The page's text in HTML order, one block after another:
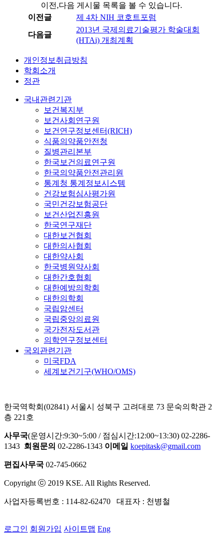
이전,다음 게시물 목록을 볼 수 있습니다.
이전글
제 4차 NIH 코호트포럼
다음글
2013년 국제의료기술평가 학술대회
(HTAi) 개최계획
개인정보취급방침
학회소개
정관
국내관련기관
보건복지부
보건사회연구원
보건연구정보센터(RICH)
식품의약품안전청
질병관리본부
한국보건의료연구원
한국의약품안전관리원
통계청 통계정보시스템
건강보험심사평가원
국민건강보험공단
보건산업진흥원
한국연구재단
대한보건협회
대한의사협회
대한약사회
한국병원약사회
대한간호협회
대한예방의학회
대한의학회
국립암센터
국립중앙의료원
국가전자도서관
의학연구정보센터
국외관련기관
미국FDA
세계보건기구(WHO/OMS)
한국역학회(02841) 서울시 성북구 고려대로 73 문숙의학관 2
층 221호
사무국(운영시간:9:30~5:00 / 점심시간:12:00~13:30) 02-2286-
1343 회원문의 02-2286-1343 이메일 koepitask@gmail.com
편집사무국 02-745-0662
Copyright ⓒ 2019 KSE. All Rights Reserved.
사업자등록번호 : 114-82-62470 대표자 : 천병철
로그인 회원가입 사이트맵 Eng